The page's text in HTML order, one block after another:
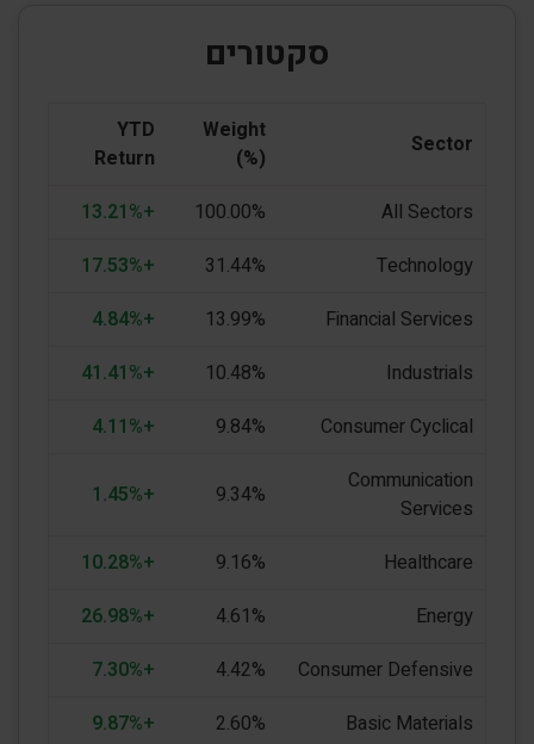
סקטורים
Sector
Weight
(%)
YTD
Return
All Sectors
100.00%
+13.21%
Technology
31.44%
+17.53%
Financial Services
13.99%
+4.84%
Industrials
10.48%
+41.41%
Consumer Cyclical
9.84%
+4.11%
Communication
Services
9.34%
+1.45%
Healthcare
9.16%
+10.28%
Energy
4.61%
+26.98%
Consumer Defensive
4.42%
+7.30%
Basic Materials
2.60%
+9.87%